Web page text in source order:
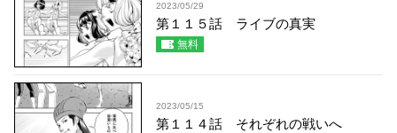
2023/05/29
第１１５話 ライブの真実
無料
2023/05/15
第１１４話 それぞれの戦いへ